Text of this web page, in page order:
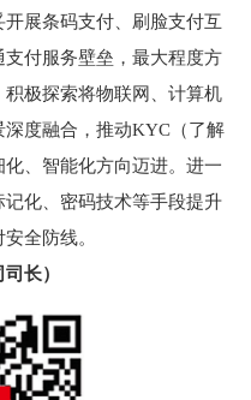
展条码支付、刷脸支付互
付服务壁垒，最大程度方
极探索将物联网、计算机
度融合，推动KYC（了解
、智能化方向迈进。进一
化、密码技术等手段提升
全防线。
长）